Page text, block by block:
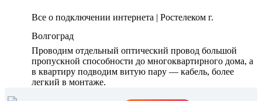
Все о подключении интернета | Ростелеком г.
Волгоград
Проводим отдельный оптический провод большой
пропускной способности до многоквартирного дома, а
в квартиру подводим витую пару — кабель, более
легкий в монтаже.